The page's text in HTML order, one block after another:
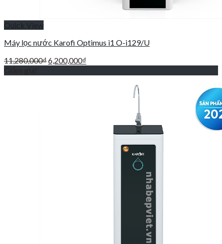
Máy lọc nước Karofi Optimus i1 O-i129/U
11,280,000₫Giá
6,200,000₫